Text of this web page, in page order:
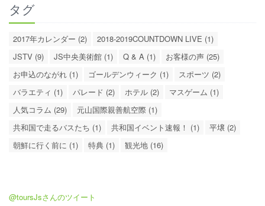
タグ
2017年カレンダー (2)
2018-2019COUNTDOWN LIVE (1)
JSTV (9)
JS中央美術館 (1) Q & A (1)
お客様の声 (25)
お申込のながれ (1)
ゴールデンウィーク (1)
スポーツ (2)
バラエティ (1)
パレード (2) ホテル (2)
マスゲーム (1)
人気コラム (29)
元山国際親善航空際 (1)
共和国で走るバスたち (1)
共和国イベント速報！ (1)
平壌 (2)
朝鮮に行く前に (1)
特典 (1) 観光地 (16)
@toursJsさんのツイート